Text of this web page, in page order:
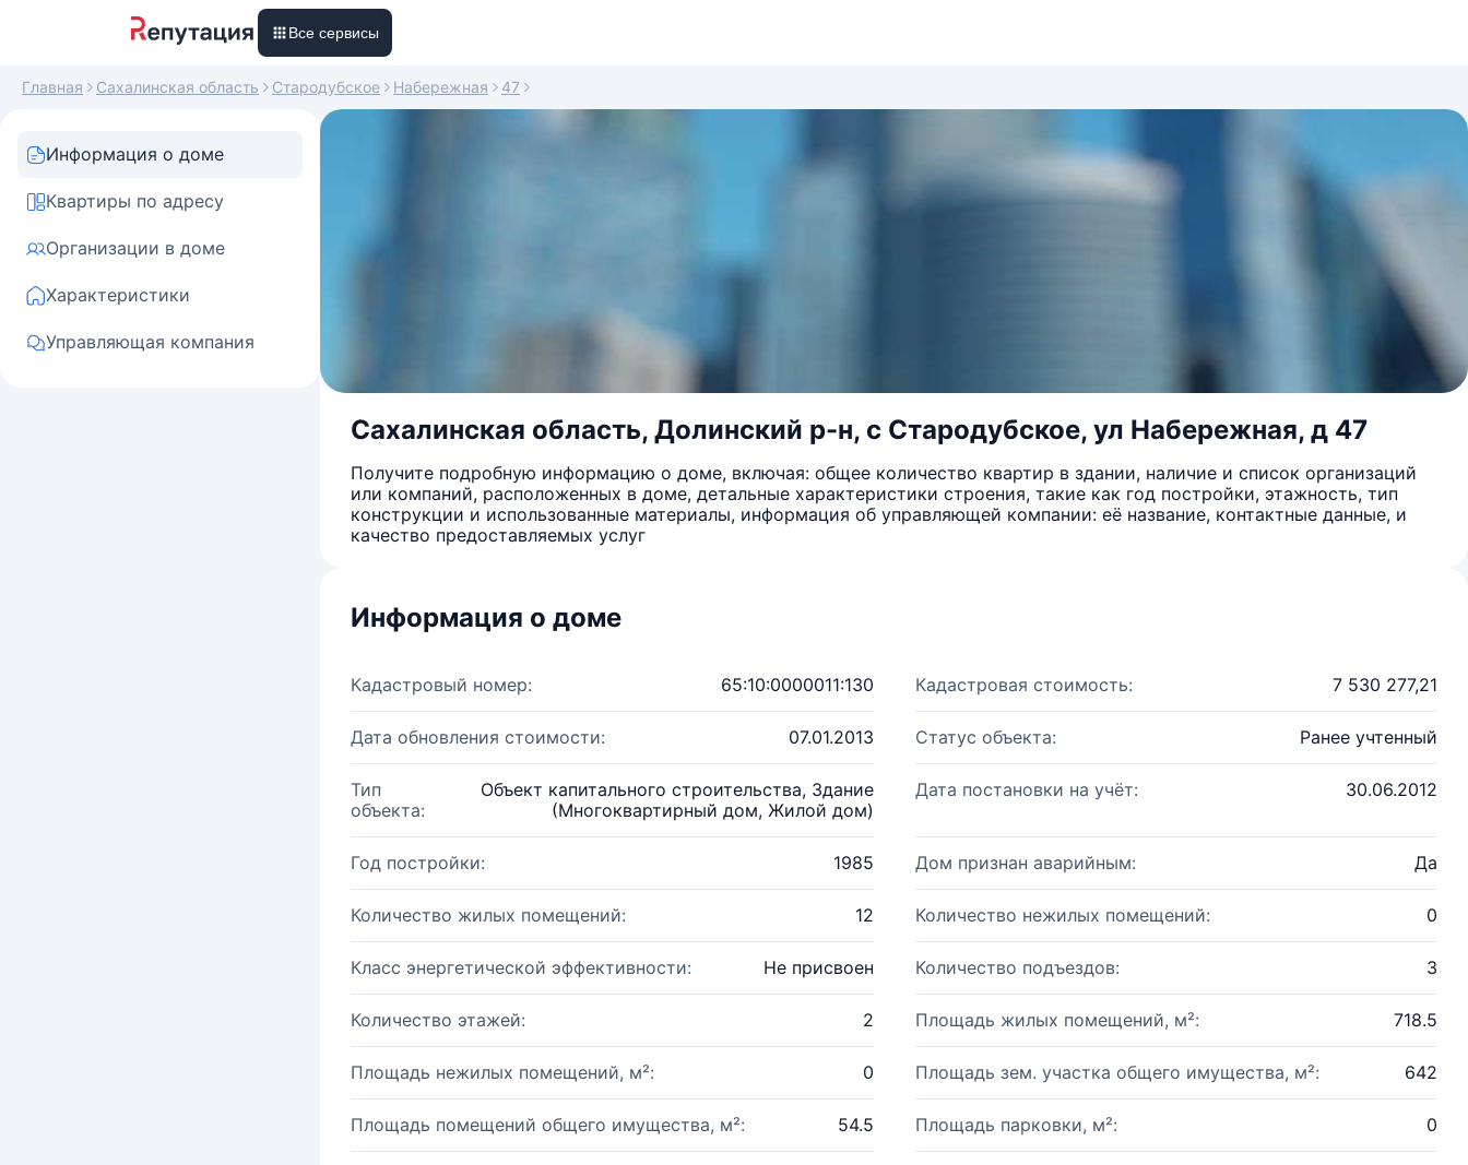
Все сервисы
Главная Сахалинская область Стародубское Набережная 47
Информация о доме
Квартиры по адресу
Организации в доме
Характеристики
Управляющая компания
Сахалинская область, Долинский р-н, с Стародубское, ул Набережная, д 47
Получите подробную информацию о доме, включая: общее количество квартир в здании, наличие и список организаций
или компаний, расположенных в доме, детальные характеристики строения, такие как год постройки, этажность, тип
конструкции и использованные материалы, информация об управляющей компании: её название, контактные данные, и
качество предоставляемых услуг
Информация о доме
Кадастровый номер: 65:10:0000011:130 Кадастровая стоимость: 7 530 277,21
Дата обновления стоимости: 07.01.2013 Статус объекта: Ранее учтенный
Тип
объекта:
Объект капитального строительства, Здание
(Многоквартирный дом, Жилой дом)
Дата постановки на учёт: 30.06.2012
Год постройки: 1985 Дом признан аварийным: Да
Количество жилых помещений: 12 Количество нежилых помещений: 0
Класс энергетической эффективности: Не присвоен Количество подъездов: 3
Количество этажей: 2 Площадь жилых помещений, м²: 718.5
Площадь нежилых помещений, м²: 0 Площадь зем. участка общего имущества, м²: 642
Площадь помещений общего имущества, м²: 54.5 Площадь парковки, м²: 0